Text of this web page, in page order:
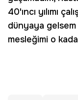
40'ıncı yılımı
dünyaya gelsem
mesleğimi o